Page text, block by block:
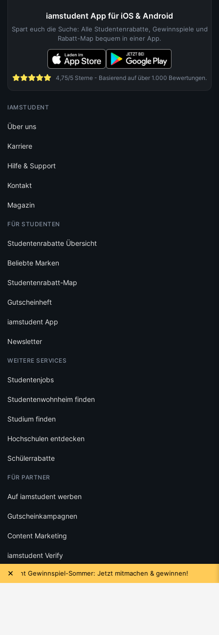
×Gewinnspiel-Sommer: Jetzt mitmachen & gewinnen!
iamstudent App für iOS & Android
Spart euch die Suche: Alle Studentenrabatte, Gewinnspiele und
Rabatt-Map bequem in einer App.
4,75/5 Sterne - Basierend auf über 1.000 Bewertungen.
IAMSTUDENT
Über uns
Karriere
Hilfe & Support
Kontakt
Magazin
FÜR STUDENTEN
Studentenrabatte Übersicht
Beliebte Marken
Studentenrabatt-Map
Gutscheinheft
iamstudent App
Newsletter
WEITERE SERVICES
Studentenjobs
Studentenwohnheim finden
Studium finden
Hochschulen entdecken
Schülerrabatte
FÜR PARTNER
Auf iamstudent werben
Gutscheinkampagnen
Content Marketing
iamstudent Verify